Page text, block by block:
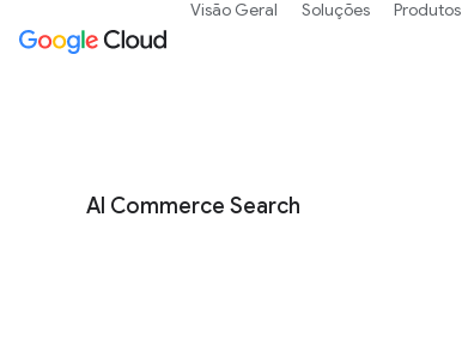
AI Commerce Search
Visão Geral Soluções Produtos